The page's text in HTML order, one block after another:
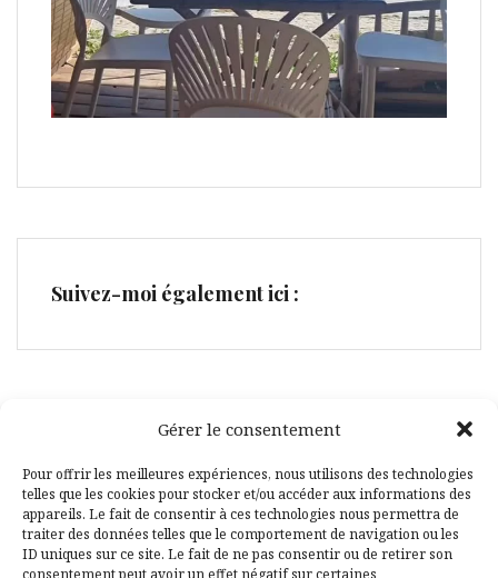
Gérer le consentement
Pour offrir les meilleures expériences, nous utilisons des technologies
telles que les cookies pour stocker et/ou accéder aux informations des
appareils. Le fait de consentir à ces technologies nous permettra de
traiter des données telles que le comportement de navigation ou les
ID uniques sur ce site. Le fait de ne pas consentir ou de retirer son
consentement peut avoir un effet négatif sur certaines
Suivez-moi également ici :
Facebook
Pinterest